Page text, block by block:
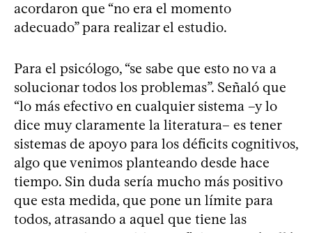
acordaron que “no era el momento
adecuado” para realizar el estudio.
Para el psicólogo, “se sabe que esto no va a
solucionar todos los problemas”. Señaló que
“lo más efectivo en cualquier sistema –y lo
dice muy claramente la literatura– es tener
sistemas de apoyo para los déficits cognitivos,
algo que venimos planteando desde hace
tiempo. Sin duda sería mucho más positivo
que esta medida, que pone un límite para
todos, atrasando a aquel que tiene las